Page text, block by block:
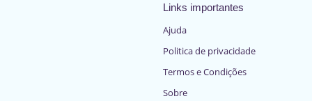
Links importantes
Ajuda
Politica de privacidade
Termos e Condições
Sobre